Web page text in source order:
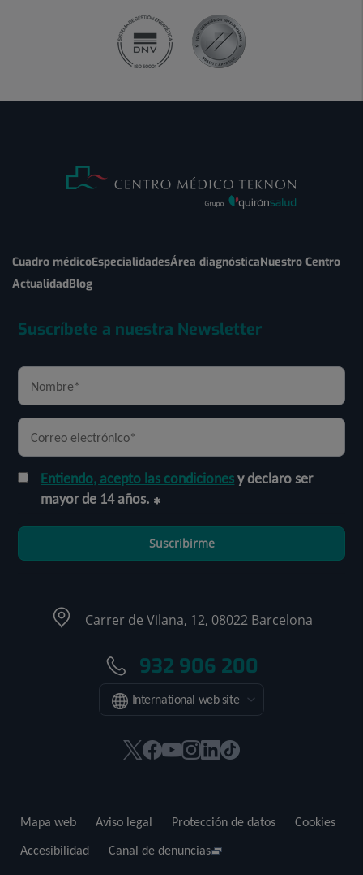
Cuadro médicoEspecialidadesÁrea diagnósticaNuestro Centro
ActualidadBlog
Suscríbete a nuestra Newsletter
Entiendo, acepto las condicionesy declaro ser
mayor de 14 años.
Suscribirme
Carrer de Vilana, 12, 08022 Barcelona
932 906 200
International web site
Este
en
una
Este
en
una
Este
en
una
Este
en
una
Este
en
una
Enlace
externa.
Mapa web Aviso legal Protección de datos
Cookies
Accesibilidad
Canal de denuncias